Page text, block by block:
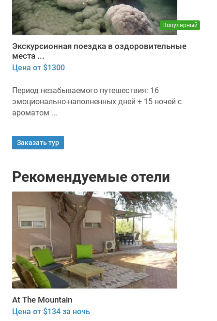
Популярный
Экскурсионная поездка в оздоровительные
места ...
Цена от $1300
Период незабываемого путешествия: 16
эмоционально-наполненных дней + 15 ночей с
ароматом ...
Заказать тур
Рекомендуемые отели
At The Mountain
Цена от $134 за ночь